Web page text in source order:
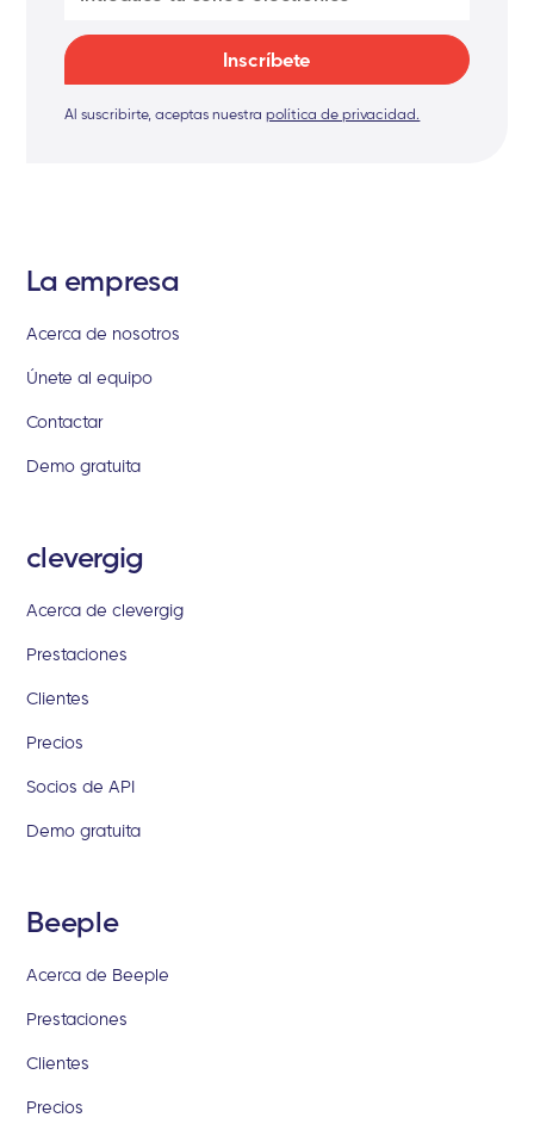
Al suscribirte, aceptas nuestrapolítica de privacidad.
La empresa
Acerca de nosotros
Únete al equipo
Contactar
Demo gratuita
clevergig
Acerca de clevergig
Prestaciones
Clientes
Precios
Socios de API
Demo gratuita
Beeple
Acerca de Beeple
Prestaciones
Clientes
Precios